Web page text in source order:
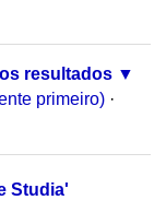
resultados
primeiro) ·
Studia'